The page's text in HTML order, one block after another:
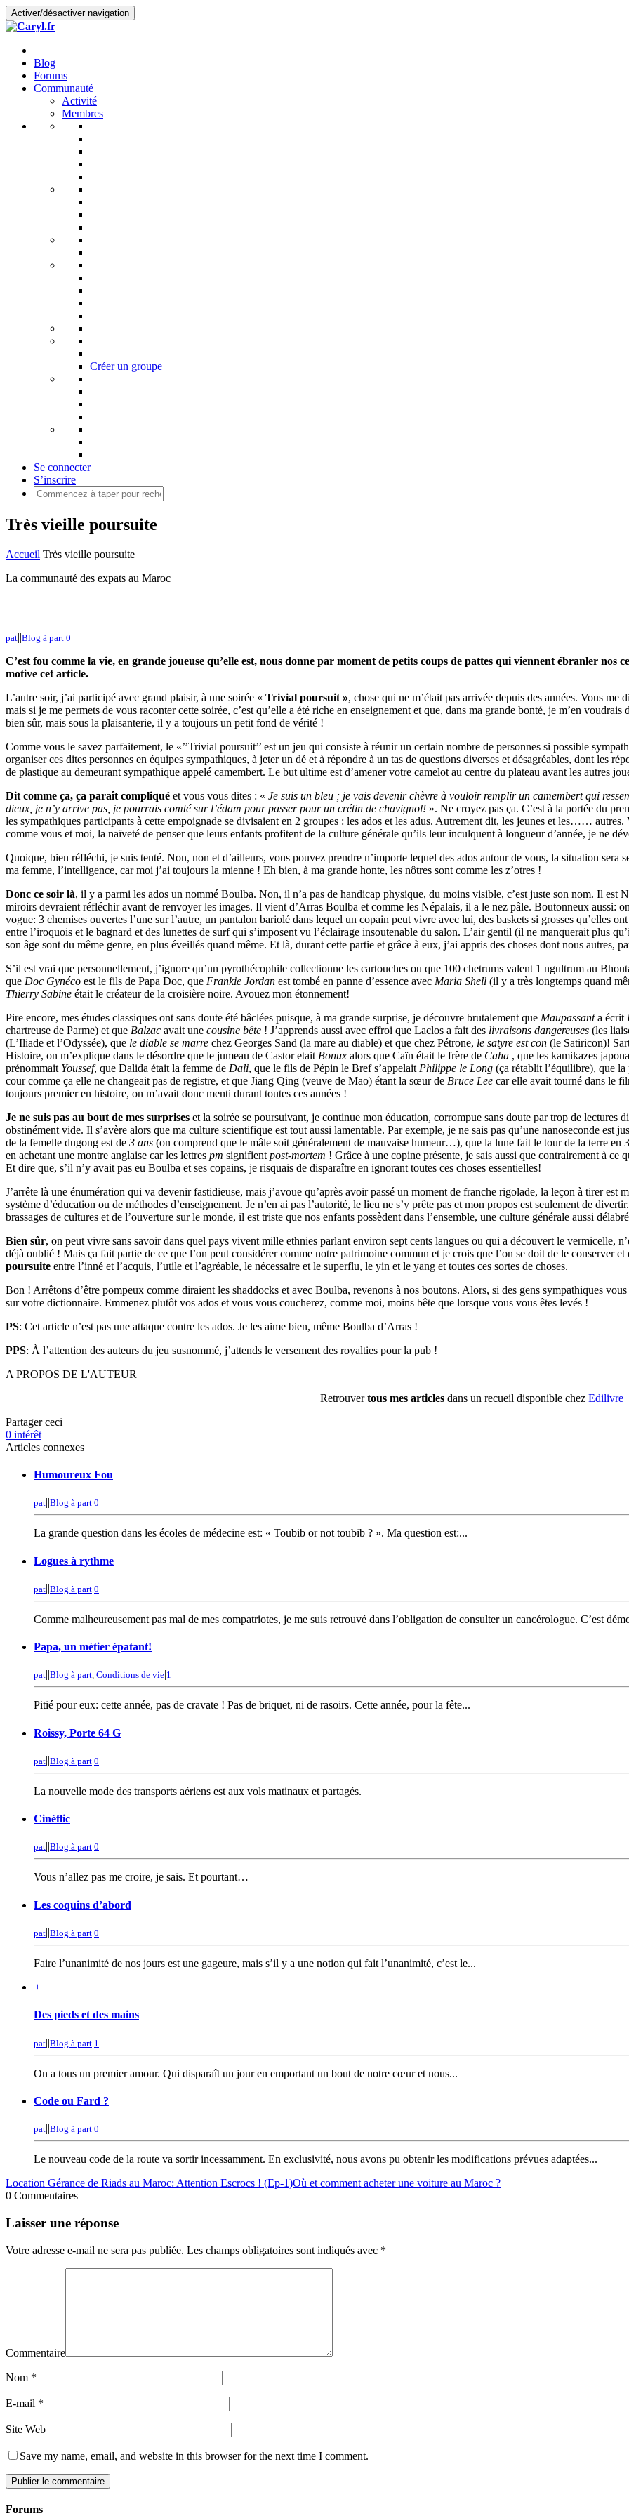
Activer/désactiver navigation
Blog
Forums
Communauté
Activité
Membres
Créer un groupe
Se connecter
S’inscrire
Très vieille poursuite
Accueil Très vieille poursuite
La communauté des expats au Maroc
pat||Blog à part|0
C’est fou comme la vie, en grande joueuse qu’elle est, nous donne par moment de petits coups de pattes qui viennent ébranler nos
motive cet article.
L’autre soir, j’ai participé avec grand plaisir, à une soirée « Trivial poursuit », chose qui ne m’était pas arrivée depuis des années. Vous
mais si je me permets de vous raconter cette soirée, c’est qu’elle a été riche en enseignement et que, dans ma grande bonté, je m’en
bien sûr, mais sous la plaisanterie, il y a toujours un petit fond de vérité !
Comme vous le savez parfaitement, le «’’Trivial poursuit’’ est un jeu qui consiste à réunir un certain nombre de personnes si possible
organiser ces dites personnes en équipes sympathiques, à jeter un dé et à répondre à un tas de questions diverses et désagréables, dont les
de plastique au demeurant sympathique appelé camembert. Le but ultime est d’amener votre camelot au centre du plateau avant les autres
Dit comme ça, ça paraît compliqué et vous vous dites : « Je suis un bleu ; je vais devenir chèvre à vouloir remplir un camembert qui
dieux, je n’y arrive pas, je pourrais comté sur l’édam pour passer pour un crétin de chavignol! ». Ne croyez pas ça. C’est à la portée du
les sympathiques participants à cette empoignade se divisaient en 2 groupes : les ados et les adus. Autrement dit, les jeunes et les……
comme vous et moi, la naïveté de penser que leurs enfants profitent de la culture générale qu’ils leur inculquent à longueur d’année, je ne
Quoique, bien réfléchi, je suis tenté. Non, non et d’ailleurs, vous pouvez prendre n’importe lequel des ados autour de vous, la situation sera
ma femme, l’intelligence, car moi j’ai toujours la mienne ! Eh bien, à ma grande honte, les nôtres sont comme les z’otres !
Donc ce soir là, il y a parmi les ados un nommé Boulba. Non, il n’a pas de handicap physique, du moins visible, c’est juste son nom. Il est
miroirs devraient réfléchir avant de renvoyer les images. Il vient d’Arras Boulba et comme les Népalais, il a le nez pâle. Boutonneux aussi:
vogue: 3 chemises ouvertes l’une sur l’autre, un pantalon bariolé dans lequel un copain peut vivre avec lui, des baskets si grosses qu’elles
entre l’iroquois et le bagnard et des lunettes de surf qui s’imposent vu l’éclairage insoutenable du salon. L’air gentil (il ne manquerait plus
son âge sont du même genre, en plus éveillés quand même. Et là, durant cette partie et grâce à eux, j’ai appris des choses dont nous autres,
S’il est vrai que personnellement, j’ignore qu’un pyrothécophile collectionne les cartouches ou que 100 chetrums valent 1 ngultrum au
que Doc Gynéco est le fils de Papa Doc, que Frankie Jordan est tombé en panne d’essence avec Maria Shell (il y a très longtemps quand
Thierry Sabine était le créateur de la croisière noire. Avouez mon étonnement!
Pire encore, mes études classiques ont sans doute été bâclées puisque, à ma grande surprise, je découvre brutalement que Maupassanta écrit
chartreuse de Parme) et que Balzac avait une cousine bête ! J’apprends aussi avec effroi que Laclos a fait des livraisons dangereuses (les
(L’Iliade et l’Odyssée), que le diable se marre chez Georges Sand (la mare au diable) et que chez Pétrone, le satyre est con (le Satiricon)!
Histoire, on m’explique dans le désordre que le jumeau de Castor etait Bonux alors que Caïn était le frère de Caha , que les kamikazes
prénommait Youssef, que Dalida était la femme de Dali, que le fils de Pépin le Bref s’appelait Philippe le Long (ça rétablit l’équilibre), que
cour comme ça elle ne changeait pas de registre, et que Jiang Qing (veuve de Mao) étant la sœur de Bruce Lee car elle avait tourné dans le
toujours premier en histoire, on m’avait donc menti durant toutes ces années !
Je ne suis pas au bout de mes surprises et la soirée se poursuivant, je continue mon éducation, corrompue sans doute par trop de lectures
obstinément vide. Il s’avère alors que ma culture scientifique est tout aussi lamentable. Par exemple, je ne sais pas qu’une nanoseconde est
de la femelle dugong est de 3 ans (on comprend que le mâle soit généralement de mauvaise humeur…), que la lune fait le tour de la terre
en achetant une montre anglaise car les lettres pm signifient post-mortem ! Grâce à une copine présente, je sais aussi que contrairement à ce
Et dire que, s’il n’y avait pas eu Boulba et ses copains, je risquais de disparaître en ignorant toutes ces choses essentielles!
J’arrête là une énumération qui va devenir fastidieuse, mais j’avoue qu’après avoir passé un moment de franche rigolade, la leçon à tirer est
système d’éducation ou de méthodes d’enseignement. Je n’en ai pas l’autorité, le lieu ne s’y prête pas et mon propos est seulement de
brassages de cultures et de l’ouverture sur le monde, il est triste que nos enfants possèdent dans l’ensemble, une culture générale aussi
Bien sûr, on peut vivre sans savoir dans quel pays vivent mille ethnies parlant environ sept cents langues ou qui a découvert le vermicelle,
déjà oublié ! Mais ça fait partie de ce que l’on peut considérer comme notre patrimoine commun et je crois que l’on se doit de le conserver et
poursuite entre l’inné et l’acquis, l’utile et l’agréable, le nécessaire et le superflu, le yin et le yang et toutes ces sortes de choses.
Bon ! Arrêtons d’être pompeux comme diraient les shaddocks et avec Boulba, revenons à nos boutons. Alors, si des gens sympathiques
sur votre dictionnaire. Emmenez plutôt vos ados et vous vous coucherez, comme moi, moins bête que lorsque vous vous êtes levés !
PS: Cet article n’est pas une attaque contre les ados. Je les aime bien, même Boulba d’Arras !
PPS: À l’attention des auteurs du jeu susnommé, j’attends le versement des royalties pour la pub !
A PROPOS DE L'AUTEUR
Retrouvertous mes articles dans un recueil disponible chez Edilivre
Partager ceci
0 intérêt
Articles connexes
Humoureux Fou
pat||Blog à part|0
La grande question dans les écoles de médecine est: « Toubib or not toubib ? ». Ma question est:...
Logues à rythme
pat||Blog à part|0
Comme malheureusement pas mal de mes compatriotes, je me suis retrouvé dans l’obligation de consulter un cancérologue. C’est
Papa, un métier épatant!
pat||Blog à part, Conditions de vie|1
Pitié pour eux: cette année, pas de cravate ! Pas de briquet, ni de rasoirs. Cette année, pour la fête...
Roissy, Porte 64 G
pat||Blog à part|0
La nouvelle mode des transports aériens est aux vols matinaux et partagés.
Cinéflic
pat Blog à part 0
Vous n’allez pas me croire, je sais. Et pourtant…
Les coquins d’abord
pat||Blog à part|0
Faire l’unanimité de nos jours est une gageure, mais s’il y a une notion qui fait l’unanimité, c’est le...
+
Des pieds et des mains
pat||Blog à part|1
On a tous un premier amour. Qui disparaît un jour en emportant un bout de notre cœur et nous...
Code ou Fard ?
pat||Blog à part|0
Le nouveau code de la route va sortir incessamment. En exclusivité, nous avons pu obtenir les modifications prévues adaptées...
Location Gérance de Riads au Maroc: Attention Escrocs ! (Ep-1)Où et comment acheter une voiture au Maroc ?
0 Commentaires
Laisser une réponse
Votre adresse e-mail ne sera pas publiée. Les champs obligatoires sont indiqués avec *
Commentaire
Nom *
E-mail *
Site Web
Save my name, email, and website in this browser for the next time I comment.
Forums